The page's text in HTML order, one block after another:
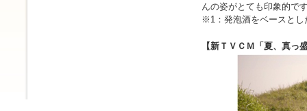
んの姿がとても印象的で
※1：発泡酒をベースと
【新ＴＶＣＭ「夏、真っ